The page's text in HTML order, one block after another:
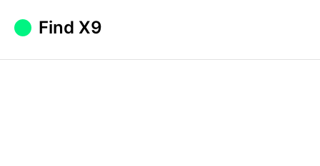
Find X9